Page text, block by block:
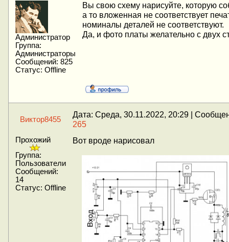
Администратор
Группа:
Администраторы
Сообщений: 825
Статус: Offline
Вы свою схему нарисуйте, которую
а то вложенная не соответствует
номиналы деталей не соответствуют.
Да, и фото платы желательно с двух
Виктор8455
Дата: Среда, 30.11.2022, 20:29 |
265
Прохожий
Группа:
Пользователи
Сообщений:
14
Статус: Offline
Вот вроде нарисовал